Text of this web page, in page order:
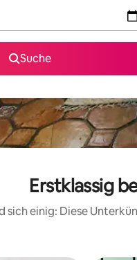
Suche
Erstklassig
sich einig: Diese